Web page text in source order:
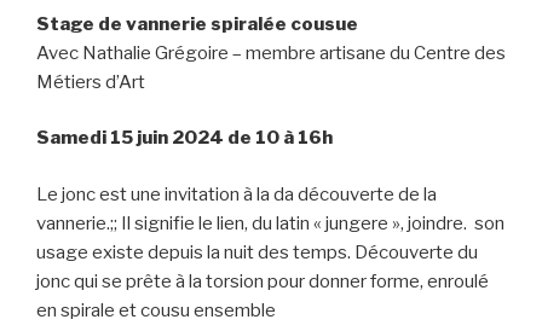
Stage de vannerie spiralée cousue
Avec Nathalie Grégoire – membre artisane du Centre des
Métiers d’Art
Samedi 15 juin 2024 de 10 à 16h
Le jonc est une invitation à la da découverte de la
vannerie.;; Il signifie le lien, du latin « jungere », joindre. son
usage existe depuis la nuit des temps. Découverte du
jonc qui se prête à la torsion pour donner forme, enroulé
en spirale et cousu ensemble